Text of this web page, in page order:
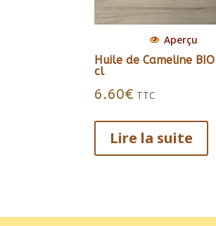
Aperçu
Huile de Cameline
cl
6.60€ TTC
Lire la suite